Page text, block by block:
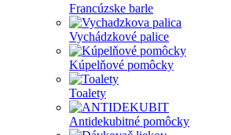
Francúzske barle
Vychádzkové palice
Kúpelňové pomôcky
Toalety
Antidekubitné pomôcky